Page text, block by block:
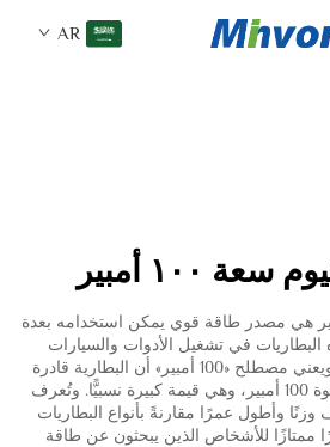
AR
١٠٠ أمبير
ليثيوم بسعة 100 أمبير هي مصدر طاقة قوي يمكن استخدامه بعدة
في تشغيل الأدوات والسيارات
الكهربائية وحتى المنازل. ويعني مصطلح «100 أمبير» أن البطارية قادرة
على تزويد تيار كهربائي بقوة 100 أمبير، وهي قيمة كبيرة نسبيًّا. وتُعرف
وزنًا وأطول عمرًا مقارنةً بأنواع البطاريات
ممتازًا للأشخاص الذين يبحثون عن طاقة